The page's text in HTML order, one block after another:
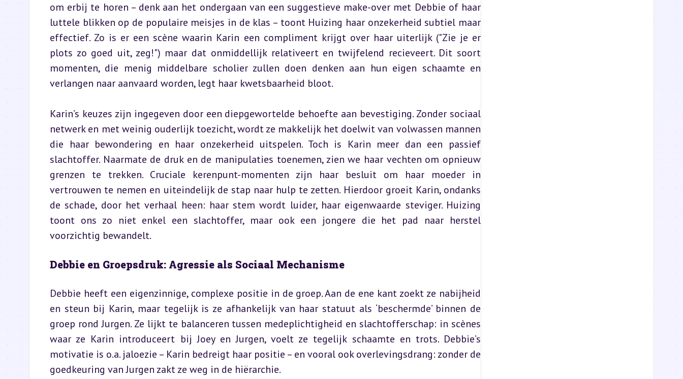
om erbij te horen – denk aan het ondergaan van een suggestieve make-over met Debbie of haar
luttele blikken op de populaire meisjes in de klas – toont Huizing haar onzekerheid subtiel maar
effectief. Zo is er een scène waarin Karin een compliment krijgt over haar uiterlijk ("Zie je er
plots zo goed uit, zeg!") maar dat onmiddellijk relativeert en twijfelend recieveert. Dit soort
momenten, die menig middelbare scholier zullen doen denken aan hun eigen schaamte en
verlangen naar aanvaard worden, legt haar kwetsbaarheid bloot.
Karin’s keuzes zijn ingegeven door een diepgewortelde behoefte aan bevestiging. Zonder sociaal
netwerk en met weinig ouderlijk toezicht, wordt ze makkelijk het doelwit van volwassen mannen
die haar bewondering en haar onzekerheid uitspelen. Toch is Karin meer dan een passief
slachtoffer. Naarmate de druk en de manipulaties toenemen, zien we haar vechten om opnieuw
grenzen te trekken. Cruciale kerenpunt-momenten zijn haar besluit om haar moeder in
vertrouwen te nemen en uiteindelijk de stap naar hulp te zetten. Hierdoor groeit Karin, ondanks
de schade, door het verhaal heen: haar stem wordt luider, haar eigenwaarde steviger. Huizing
toont ons zo niet enkel een slachtoffer, maar ook een jongere die het pad naar herstel
voorzichtig bewandelt.
Debbie en Groepsdruk: Agressie als Sociaal Mechanisme
Debbie heeft een eigenzinnige, complexe positie in de groep. Aan de ene kant zoekt ze nabijheid
en steun bij Karin, maar tegelijk is ze afhankelijk van haar statuut als ‘beschermde’ binnen de
groep rond Jurgen. Ze lijkt te balanceren tussen medeplichtigheid en slachtofferschap: in scènes
waar ze Karin introduceert bij Joey en Jurgen, voelt ze tegelijk schaamte en trots. Debbie’s
motivatie is o.a. jaloezie – Karin bedreigt haar positie – en vooral ook overlevingsdrang: zonder de
goedkeuring van Jurgen zakt ze weg in de hiërarchie.